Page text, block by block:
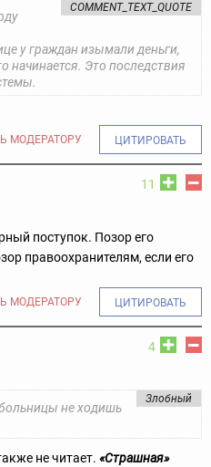
COMMENT_TEXT_QUOTE
у граждан изымали деньги,
начинается. Это последствия
МОДЕРАТОРУ ЦИТИРОВАТЬ
11
поступок. Позор его
правоохранителям, если его
МОДЕРАТОРУ ЦИТИРОВАТЬ
4
Злобный
не ходишь
не читает. «Страшная»